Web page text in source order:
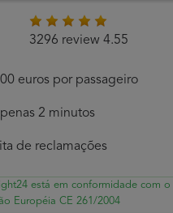
3296 review 4.55
euros por passageiro
2 minutos
de reclamações
está em conformidade com o
Européia CE 261/2004